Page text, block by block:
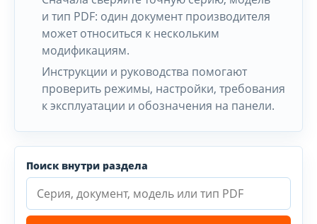
и тип PDF: один документ производителя
может относиться к нескольким
модификациям.
Инструкции и руководства помогают
проверить режимы, настройки, требования
к эксплуатации и обозначения на панели.
Поиск внутри раздела